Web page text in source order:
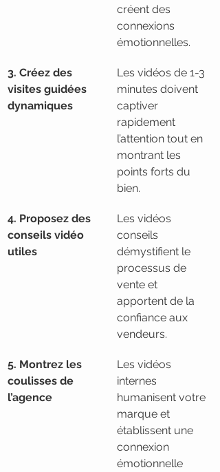
créent des
connexions
émotionnelles.
3. Créez des
visites guidées
dynamiques
Les vidéos de 1-3
minutes doivent
captiver
rapidement
l’attention tout en
montrant les
points forts du
bien.
4. Proposez des
conseils vidéo
utiles
Les vidéos
conseils
démystifient le
processus de
vente et
apportent de la
confiance aux
vendeurs.
5. Montrez les
coulisses de
l’agence
Les vidéos
internes
humanisent votre
marque et
établissent une
connexion
émotionnelle